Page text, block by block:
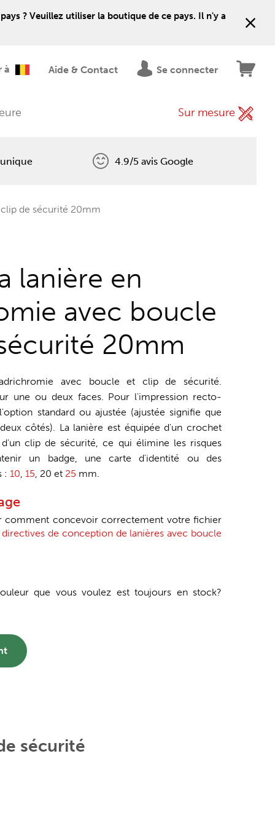
? Veuillez utiliser la boutique de ce pays. Il n'y a
à Aide & Contact Se connecter
Sur mesure
4.9/5 avis Google
de sécurité 20mm
lanière en
avec boucle
20mm
avec boucle et clip de sécurité.
une ou deux faces. Pour l'impression recto-
standard ou ajustée (ajustée signifie que
côtés). La lanière est équipée d'un crochet
clip de sécurité, ce qui élimine les risques
un badge, une carte d'identité ou des
:10,15, 20 et 25 mm.
comment concevoir correctement votre fichier
de conception de lanières avec boucle
que vous voulez est toujours en stock?
sécurité